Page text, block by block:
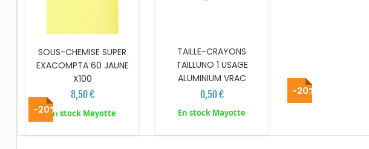
SOUS-CHEMISE SUPER
EXACOMPTA 60 JAUNE
X100
8,50 €
En stock Mayotte
TAILLE-CRAYONS
TAILLUNO 1 USAGE
ALUMINIUM VRAC
0,50 €
En stock Mayotte
-20%
-20%